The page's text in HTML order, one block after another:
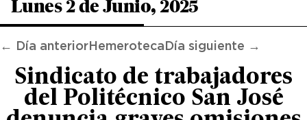
Lunes 2 de Junio, 2025
← Día anterior Hemeroteca Día siguiente →
Sindicato de trabajadores
del Politécnico San José